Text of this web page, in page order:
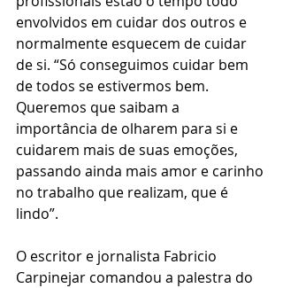
envolvidos em cuidar dos outros e
normalmente esquecem de cuidar
de si. “Só conseguimos cuidar bem
de todos se estivermos bem.
Queremos que saibam a
importância de olharem para si e
cuidarem mais de suas emoções,
passando ainda mais amor e carinho
no trabalho que realizam, que é
lindo”.
O escritor e jornalista Fabricio
Carpinejar comandou a palestra do